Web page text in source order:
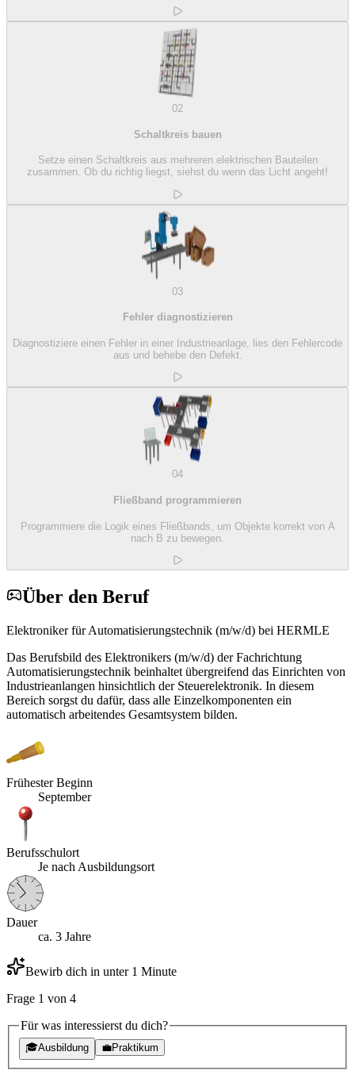
02
Schaltkreis bauen
Setze einen Schaltkreis aus mehreren elektrischen Bauteilen
zusammen. Ob du richtig liegst, siehst du wenn das Licht angeht!
03
Fehler diagnostizieren
Diagnostiziere einen Fehler in einer Industrieanlage, lies den Fehlercode
aus und behebe den Defekt.
04
Fließband programmieren
Programmiere die Logik eines Fließbands, um Objekte korrekt von A
nach B zu bewegen.
Über den Beruf
Elektroniker für Automatisierungstechnik (m/w/d) bei HERMLE
Das Berufsbild des Elektronikers (m/w/d) der Fachrichtung
Automatisierungstechnik beinhaltet übergreifend das Einrichten von
Industrieanlangen hinsichtlich der Steuerelektronik. In diesem
Bereich sorgst du dafür, dass alle Einzelkomponenten ein
automatisch arbeitendes Gesamtsystem bilden.
Frühester Beginn
September
Berufsschulort
Je nach Ausbildungsort
Dauer
ca. 3 Jahre
Bewirb dich in unter 1 Minute
Frage 1 von 4
Für was interessierst du dich?
🎓Ausbildung 💼Praktikum